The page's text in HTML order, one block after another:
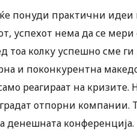
понуди практични идеи
успехот нема да се
тоа колку успешно сме
и поконкурентна
реагираат на
отпорни компании.
денешната конференција.